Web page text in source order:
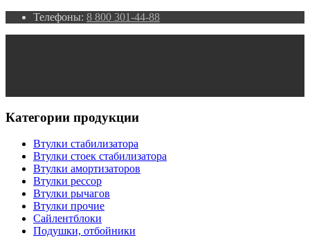
Телефоны: 8 800 301-44-88
Категории продукции
Втулки стабилизатора
Втулки стоек стабилизатора
Втулки амортизаторов
Втулки рессор
Втулки рычагов
Втулки прочие
Сайлентблоки
Подушки, отбойники